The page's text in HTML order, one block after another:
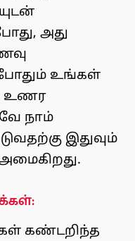
​​அது
உங்கள்
உணர
நாம்
இதுவும்
கண்டறிந்த